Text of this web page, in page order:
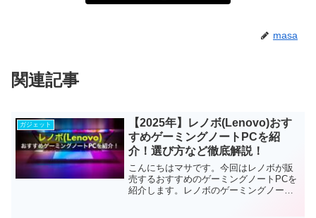
masa
関連記事
ガジェット
【2025年】レノボ(Lenovo)おす
すめゲーミングノートPCを紹
介！選び方など徹底解説！
こんにちはマサです。今回はレノボが販
売するおすすめのゲーミングノートPCを
紹介します。レノボのゲーミングノート